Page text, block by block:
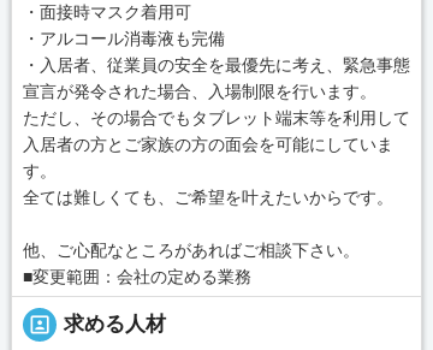
・面接時マスク着用可
・アルコール消毒液も完備
・入居者、従業員の安全を最優先に考え、緊急事態
宣言が発令された場合、入場制限を行います。
ただし、その場合でもタブレット端末等を利用して
入居者の方とご家族の方の面会を可能にしていま
す。
全ては難しくても、ご希望を叶えたいからです。
他、ご心配なところがあればご相談下さい。
■変更範囲：会社の定める業務
portrait 求める人材